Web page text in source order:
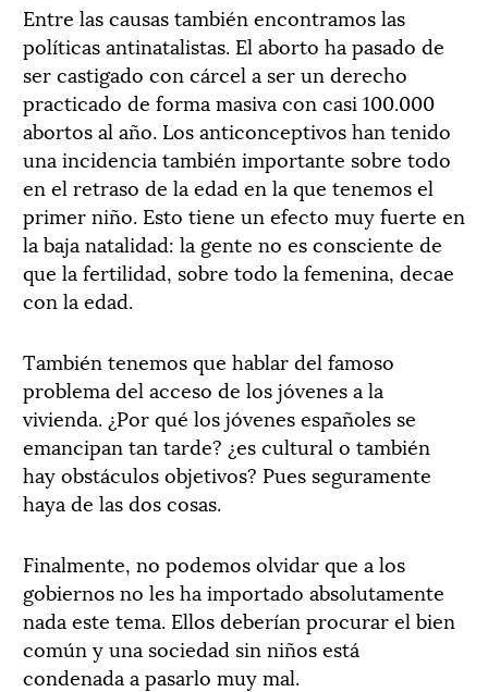
Entre las causas también encontramos las
políticas antinatalistas. El aborto ha pasado de
ser castigado con cárcel a ser un derecho
practicado de forma masiva con casi 100.000
abortos al año. Los anticonceptivos han tenido
una incidencia también importante sobre todo
en el retraso de la edad en la que tenemos el
primer niño. Esto tiene un efecto muy fuerte en
la baja natalidad: la gente no es consciente de
que la fertilidad, sobre todo la femenina, decae
con la edad.
También tenemos que hablar del famoso
problema del acceso de los jóvenes a la
vivienda. ¿Por qué los jóvenes españoles se
emancipan tan tarde? ¿es cultural o también
hay obstáculos objetivos? Pues seguramente
haya de las dos cosas.
Finalmente, no podemos olvidar que a los
gobiernos no les ha importado absolutamente
nada este tema. Ellos deberían procurar el bien
común y una sociedad sin niños está
condenada a pasarlo muy mal.